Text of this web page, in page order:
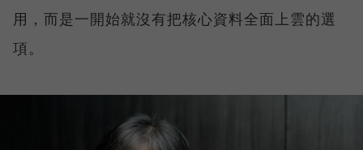
用，而是一開始就沒有把核心資料全面上雲的選
項。